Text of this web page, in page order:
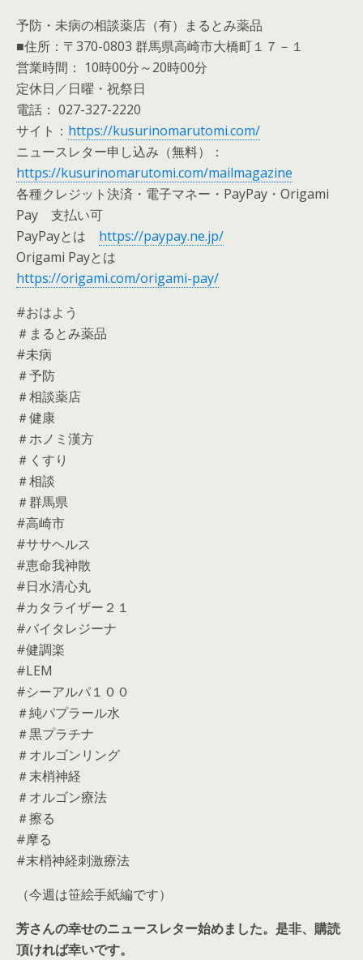
予防・未病の相談薬店（有）まるとみ薬品
■住所：〒370-0803 群馬県高崎市大橋町１７－１
営業時間： 10時00分～20時00分
定休日／日曜・祝祭日
電話： 027-327-2220
サイト： https://kusurinomarutomi.com/
ニュースレター申し込み（無料）：
https://kusurinomarutomi.com/mailmagazine
各種クレジット決済・電子マネー・PayPay・Origami
Pay 支払い可
PayPayとは https://paypay.ne.jp/
Origami Payとは
https://origami.com/origami-pay/
#おはよう
＃まるとみ薬品
#未病
＃予防
＃相談薬店
＃健康
＃ホノミ漢方
＃くすり
＃相談
＃群馬県
#高崎市
#ササヘルス
#恵命我神散
#日水清心丸
#カタライザー２１
#バイタレジーナ
#健調楽
#LEM
#シーアルパ１００
＃純パプラール水
＃黒プラチナ
＃オルゴンリング
＃末梢神経
＃オルゴン療法
＃擦る
#摩る
#末梢神経刺激療法
（今週は笹絵手紙編です）
芳さんの幸せのニュースレター始めました。是非、購読
頂ければ幸いです。